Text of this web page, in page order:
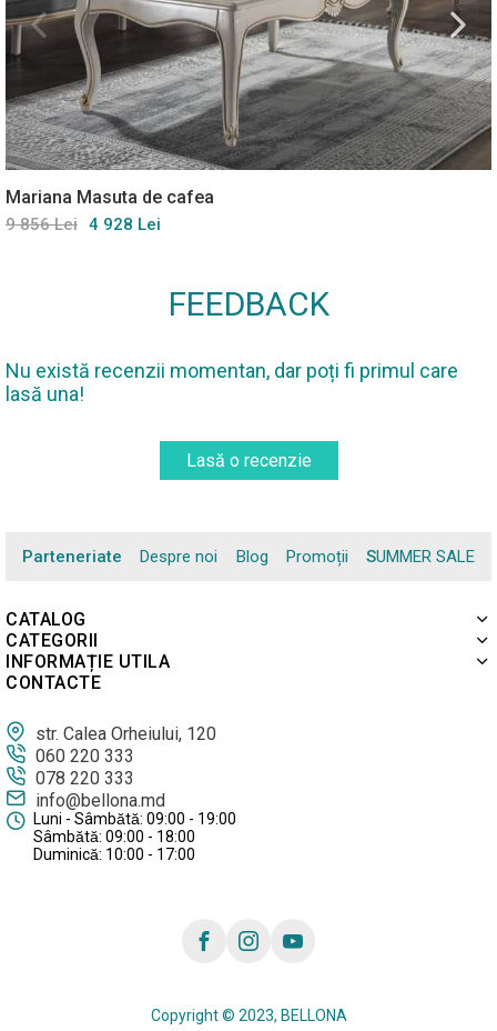
Mariana Masuta de cafea
9 856 Lei 4 928 Lei
FEEDBACK
Nu există recenzii momentan, dar poți fi primul care
lasă una!
Lasă o recenzie
Parteneriate Despre noi Blog Promoții SUMMER SALE
CATALOG
CATEGORII
INFORMAȚIE UTILA
CONTACTE
str. Calea Orheiului, 120
060 220 333
078 220 333
info@bellona.md
Luni - Sâmbătă: 09:00 - 19:00
Sâmbătă: 09:00 - 18:00
Duminică: 10:00 - 17:00
Copyright © 2023, BELLONA